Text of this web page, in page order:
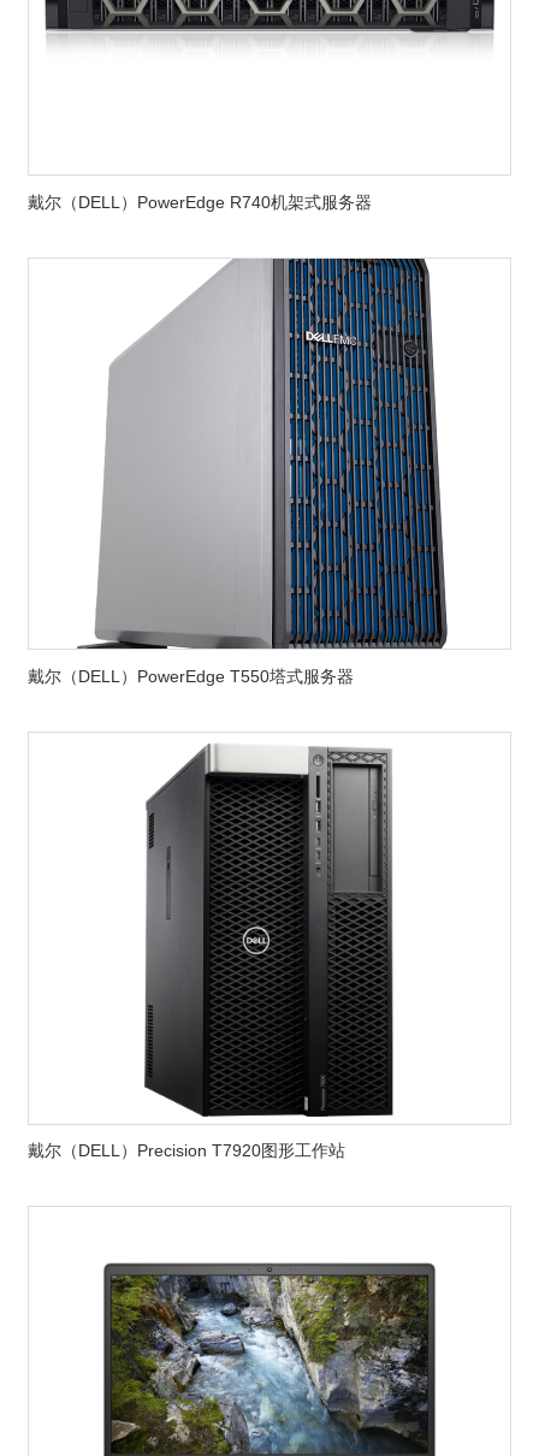
戴尔（DELL）PowerEdge R740机架式服务器
戴尔（DELL）PowerEdge T550塔式服务器
戴尔（DELL）Precision T7920图形工作站